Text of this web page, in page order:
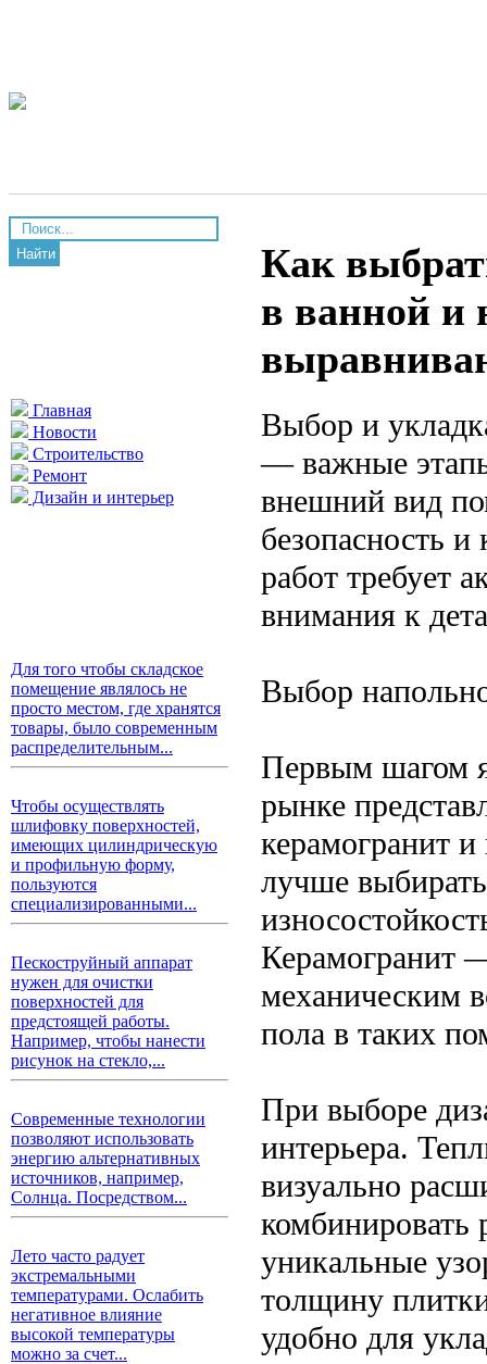
Найти
Главная
Новости
Строительство
Ремонт
Дизайн и интерьер
Для того чтобы складское
помещение являлось не
просто местом, где хранятся
товары, было современным
распределительным...
Чтобы осуществлять
шлифовку поверхностей,
имеющих цилиндрическую
и профильную форму,
пользуются
специализированными...
Пескоструйный аппарат
нужен для очистки
поверхностей для
предстоящей работы.
Например, чтобы нанести
рисунок на стекло,...
Современные технологии
позволяют использовать
энергию альтернативных
источников, например,
Солнца. Посредством...
Лето часто радует
экстремальными
температурами. Ослабить
негативное влияние
высокой температуры
можно за счет...
Как
в ванной и
Выбор и
— важные
внешний вид
безопасность
работ требует
внимания к
Выбор
Первым шагом
рынке
керамогранит
лучше
Керамогранит
механическим
пола в таких
При выборе
интерьера.
визуально
комбинировать
уникальные
толщину
удобно для